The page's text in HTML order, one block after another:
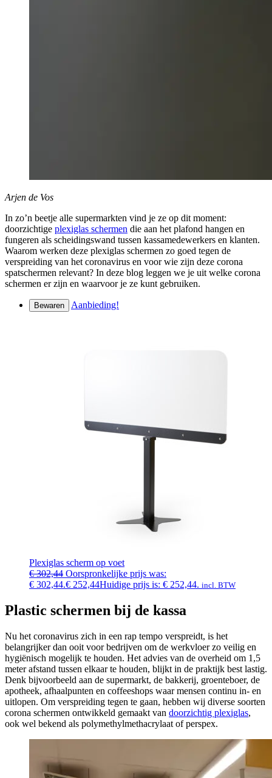
Arjen de Vos
In zo’n beetje alle supermarkten vind je ze op dit moment:
doorzichtige plexiglas schermen die aan het plafond hangen en
fungeren als scheidingswand tussen kassamedewerkers en klanten.
Waarom werken deze plexiglas schermen zo goed tegen de
verspreiding van het coronavirus en voor wie zijn deze corona
spatschermen relevant? In deze blog leggen we je uit welke corona
schermen er zijn en waarvoor je ze kunt gebruiken.
Bewaren Aanbieding!
Plexiglas scherm op voet
€302,44 Oorspronkelijke prijs was:
€ 302,44.€ 252,44Huidige prijs is: € 252,44. incl. BTW
Plastic schermen bij de kassa
Nu het coronavirus zich in een rap tempo verspreidt, is het
belangrijker dan ooit voor bedrijven om de werkvloer zo veilig en
hygiënisch mogelijk te houden. Het advies van de overheid om 1,5
meter afstand tussen elkaar te houden, blijkt in de praktijk best lastig.
Denk bijvoorbeeld aan de supermarkt, de bakkerij, groenteboer, de
apotheek, afhaalpunten en coffeeshops waar mensen continu in- en
uitlopen. Om verspreiding tegen te gaan, hebben wij diverse soorten
corona schermen ontwikkeld gemaakt van doorzichtig plexiglas,
ook wel bekend als polymethylmethacrylaat of perspex.